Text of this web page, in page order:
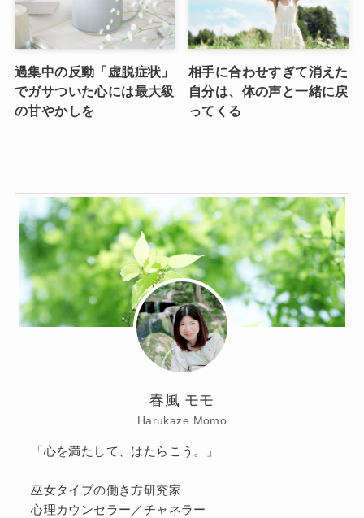
過集中の反動「虚脱症状」
でガサついた心には最大級
の甘やかしを
相手に合わせすぎて消えた
自分は、体の声と一緒に戻
ってくる
春風 モモ
Harukaze Momo
「心を満たして、はたらこう。」
巫女タイプの働き方研究家
心理カウンセラー／チャネラー